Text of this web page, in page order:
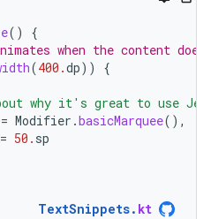
()
{
when the content
(400.dp))
{
why it's great to use
= Modifier .basicMarquee(),
= 50. sp
TextSnippets. kt